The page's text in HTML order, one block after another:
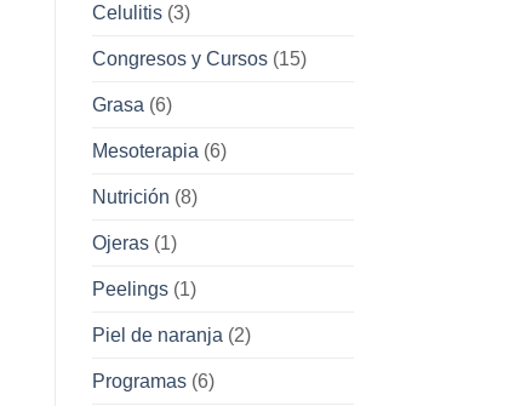
Celulitis(3)
Congresos y Cursos(15)
Grasa (6)
Mesoterapia (6)
Nutrición (8)
Ojeras(1)
Peelings(1)
Piel de naranja (2)
Programas(6)